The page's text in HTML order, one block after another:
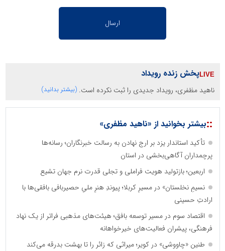
پخش زنده رویداد
ناهید مظفری، رویداد جدیدی را ثبت نکرده است. (بیشتر بدانید)
::بیشتر بخوانید از «ناهید مظفری»
تأکید استاندار یزد بر ارج نهادن به رسالت خبرنگاران؛ رسانه‌ها
پرچمداران آگاهی‌بخشی در استان
اربعین؛ بازتولید هویت فراملی و تجلی قدرت نرم جهان تشیع
نسیمِ نخلستان» در مسیرِ کربلا؛ پیوندِ هنرِ ملیِ حصیربافی بافقی‌ها با
ارادتِ حسینی
اقتصاد سوم در مسیر توسعه بافق؛ هیئت‌های مذهبی فراتر از یک نهاد
فرهنگی، پیشران فعالیت‌های خیرخواهانه
طنین «چاووشی» در کویر؛ میراثی که زائر را تا بهشت بدرقه می‌کند